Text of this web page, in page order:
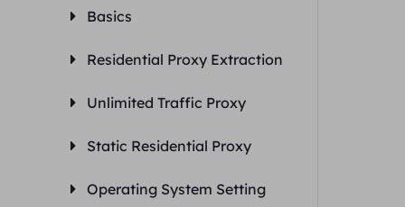
Basics
Residential Proxy Extraction
Unlimited Traffic Proxy
Static Residential Proxy
Operating System Setting